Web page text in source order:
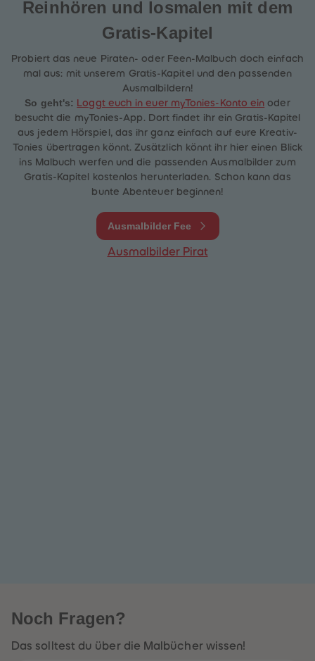
Reinhören und losmalen mit dem
Gratis-Kapitel
Probiert das neue Piraten- oder Feen-Malbuch doch einfach
mal aus: mit unserem Gratis-Kapitel und den passenden
Ausmalbildern!
So geht's: Loggt euch in euer myTonies-Konto ein oder
besucht die myTonies-App. Dort findet ihr ein Gratis-Kapitel
aus jedem Hörspiel, das ihr ganz einfach auf eure Kreativ-
Tonies übertragen könnt. Zusätzlich könnt ihr hier einen Blick
ins Malbuch werfen und die passenden Ausmalbilder zum
Gratis-Kapitel kostenlos herunterladen. Schon kann das
bunte Abenteuer beginnen!
Ausmalbilder Fee
Ausmalbilder Pirat
Noch Fragen?
Das solltest du über die Malbücher wissen!